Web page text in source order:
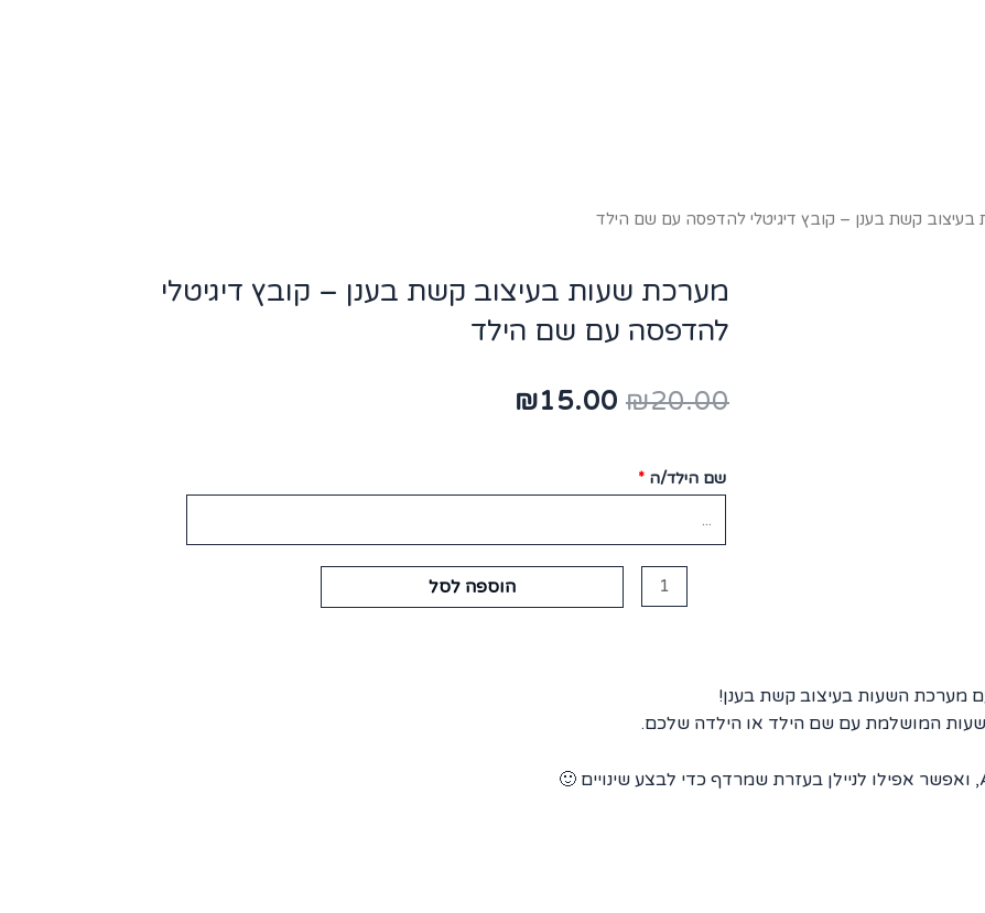
קשת בענן – קובץ דיגיטלי להדפסה עם שם הילד
מערכת שעות בעיצוב קשת בענן – קובץ דיגיטלי
להדפסה עם שם הילד
₪20.00
₪15.00
שם הילד/ה *
הוספה לסל
מערכת השעות בעיצוב קשת בענן!
המושלמת עם שם הילד או הילדה שלכם.